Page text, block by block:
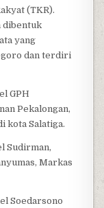
(TKR).
dibentuk
yang
dan terdiri
GPH
Pekalongan,
kota Salatiga.
Sudirman,
Markas
Soedarsono